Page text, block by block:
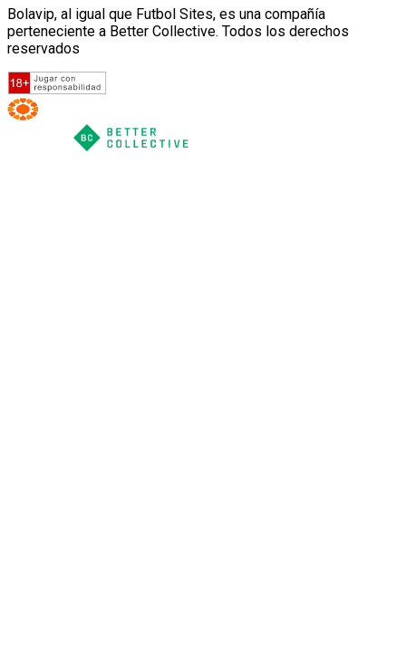
Bolavip, al igual que Futbol Sites, es una compañía
perteneciente a Better Collective. Todos los derechos
reservados